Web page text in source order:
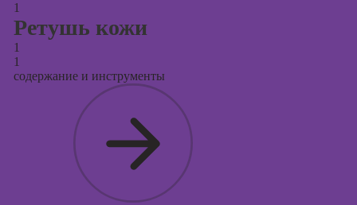
1
Ретушь кожи
1
1
содержание и инструменты